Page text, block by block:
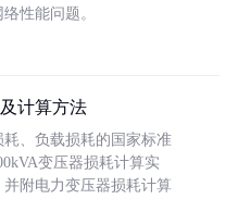
性能问题。
计算方法
、负载损耗的国家标准
变压器损耗计算实
附电力变压器损耗计算